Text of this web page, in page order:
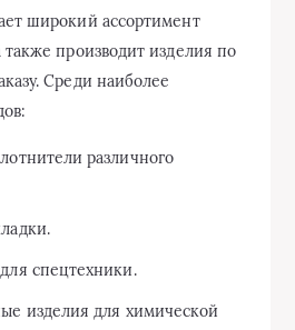
широкий ассортимент
производит изделия по
Среди наиболее
различного
спецтехники.
изделия для химической